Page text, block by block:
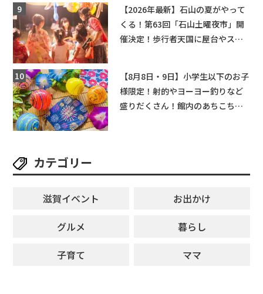
【2026年最新】石山の夏がやって
くる！第63回「石山土曜夜市」開
催決定！歩行者天国に屋台やステ
【8月8日・9日】小学生以下のお子
様限定！射的やヨーヨー釣りなど
盛りだくさん！館内のあちこちに
カテゴリー
滋賀イベント
お出かけ
グルメ
暮らし
子育て
ママ